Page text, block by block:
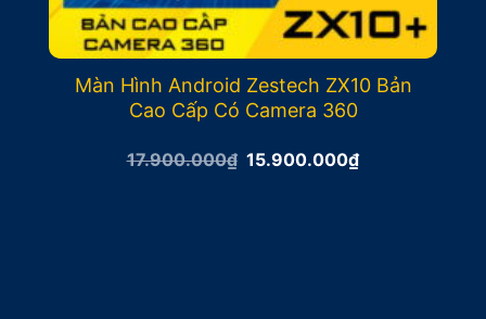
Màn Hình Android Zestech ZX10 Bản
Cao Cấp Có Camera 360
17.900.000₫ Giá
15.900.000₫Giá